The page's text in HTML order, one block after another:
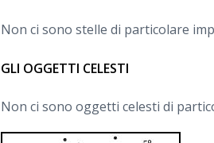
Non ci sono stelle di particolare
GLI OGGETTI CELESTI
Non ci sono oggetti celesti di